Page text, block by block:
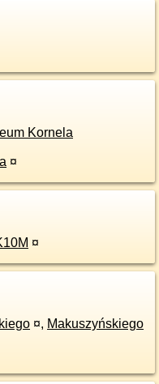
Kornela
¤
¤
¤, Makuszyńskiego